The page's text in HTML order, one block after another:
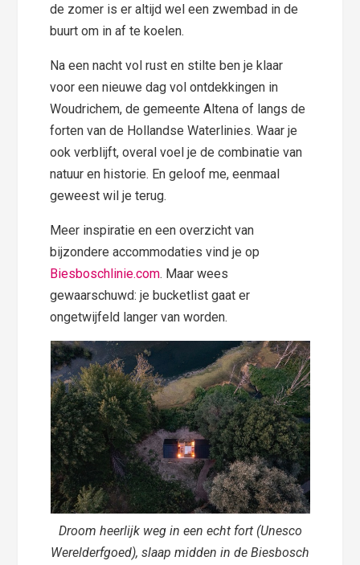
de zomer is er altijd wel een zwembad in de
buurt om in af te koelen.
Na een nacht vol rust en stilte ben je klaar
voor een nieuwe dag vol ontdekkingen in
Woudrichem, de gemeente Altena of langs de
forten van de Hollandse Waterlinies. Waar je
ook verblijft, overal voel je de combinatie van
natuur en historie. En geloof me, eenmaal
geweest wil je terug.
Meer inspiratie en een overzicht van
bijzondere accommodaties vind je op
Biesboschlinie.com. Maar wees
gewaarschuwd: je bucketlist gaat er
ongetwijfeld langer van worden.
Droom heerlijk weg in een echt fort (Unesco
Werelderfgoed), slaap midden in de Biesbosch